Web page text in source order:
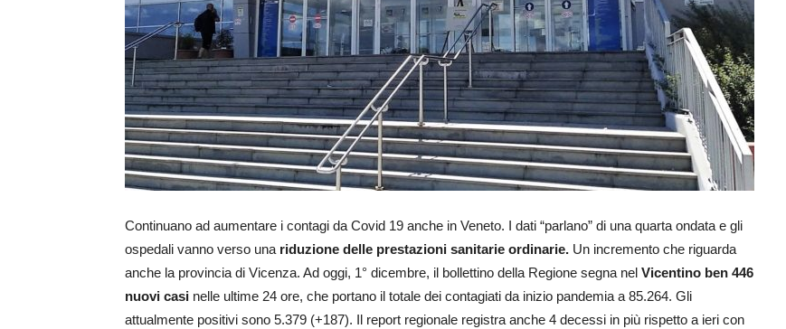
Continuano ad aumentare i contagi da Covid 19 anche in Veneto. I dati “parlano” di una quarta ondata e gli
ospedali vanno verso una riduzione delle prestazioni sanitarie ordinarie. Un incremento che riguarda
anche la provincia di Vicenza. Ad oggi, 1° dicembre, il bollettino della Regione segna nel Vicentino ben 446
nuovi casi nelle ultime 24 ore, che portano il totale dei contagiati da inizio pandemia a 85.264. Gli
attualmente positivi sono 5.379 (+187). Il report regionale registra anche 4 decessi in più rispetto a ieri con